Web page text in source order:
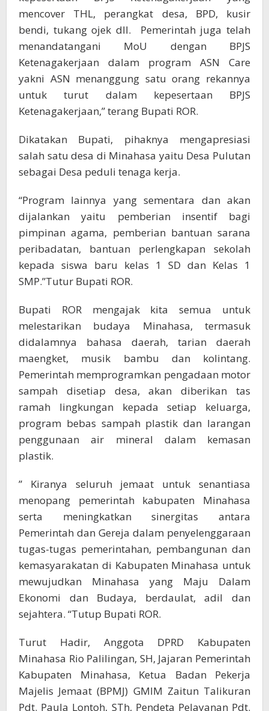
mencover THL, perangkat desa, BPD, kusir
bendi, tukang ojek dll. Pemerintah juga telah
menandatangani MoU dengan BPJS
Ketenagakerjaan dalam program ASN Care
yakni ASN menanggung satu orang rekannya
untuk turut dalam kepesertaan BPJS
Ketenagakerjaan,” terang Bupati ROR.
Dikatakan Bupati, pihaknya mengapresiasi
salah satu desa di Minahasa yaitu Desa Pulutan
sebagai Desa peduli tenaga kerja.
“Program lainnya yang sementara dan akan
dijalankan yaitu pemberian insentif bagi
pimpinan agama, pemberian bantuan sarana
peribadatan, bantuan perlengkapan sekolah
kepada siswa baru kelas 1 SD dan Kelas 1
SMP.”Tutur Bupati ROR.
Bupati ROR mengajak kita semua untuk
melestarikan budaya Minahasa, termasuk
didalamnya bahasa daerah, tarian daerah
maengket, musik bambu dan kolintang.
Pemerintah memprogramkan pengadaan motor
sampah disetiap desa, akan diberikan tas
ramah lingkungan kepada setiap keluarga,
program bebas sampah plastik dan larangan
penggunaan air mineral dalam kemasan
plastik.
” Kiranya seluruh jemaat untuk senantiasa
menopang pemerintah kabupaten Minahasa
serta meningkatkan sinergitas antara
Pemerintah dan Gereja dalam penyelenggaraan
tugas-tugas pemerintahan, pembangunan dan
kemasyarakatan di Kabupaten Minahasa untuk
mewujudkan Minahasa yang Maju Dalam
Ekonomi dan Budaya, berdaulat, adil dan
sejahtera. “Tutup Bupati ROR.
Turut Hadir, Anggota DPRD Kabupaten
Minahasa Rio Palilingan, SH, Jajaran Pemerintah
Kabupaten Minahasa, Ketua Badan Pekerja
Majelis Jemaat (BPMJ) GMIM Zaitun Talikuran
Pdt. Paula Lontoh, STh, Pendeta Pelayanan Pdt.